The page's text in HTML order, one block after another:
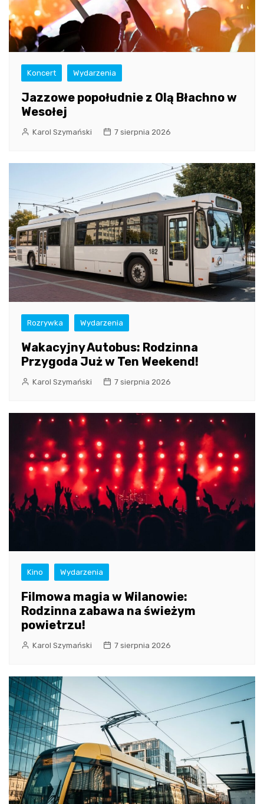
Koncert Wydarzenia
Jazzowe popołudnie z Olą Błachno w
Wesołej
Karol Szymański 7 sierpnia 2026
Rozrywka Wydarzenia
Wakacyjny Autobus: Rodzinna
Przygoda Już w Ten Weekend!
Karol Szymański 7 sierpnia 2026
Kino Wydarzenia
Filmowa magia w Wilanowie:
Rodzinna zabawa na świeżym
powietrzu!
Karol Szymański 7 sierpnia 2026